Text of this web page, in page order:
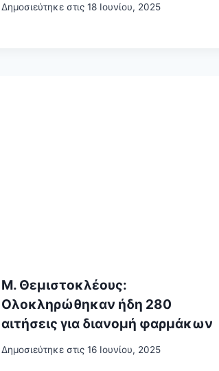
Δημοσιεύτηκε στις 18 Ιουνίου, 2025
Μ. Θεμιστοκλέους:
Ολοκληρώθηκαν ήδη 280
αιτήσεις για διανομή φαρμάκων
Δημοσιεύτηκε στις 16 Ιουνίου, 2025